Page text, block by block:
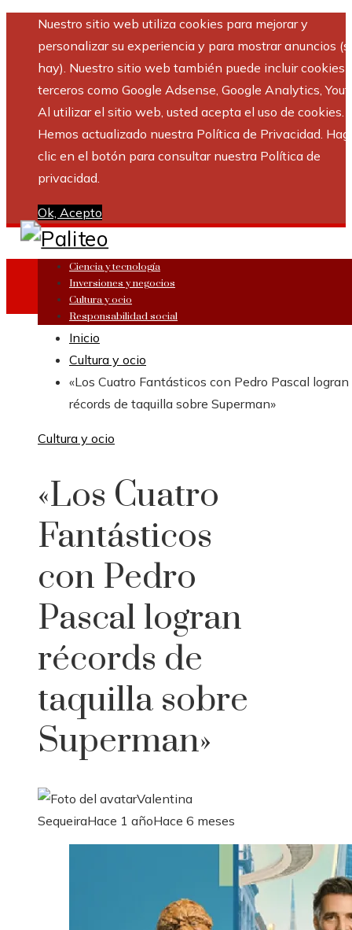
Nuestro sitio web utiliza cookies para mejorar y
personalizar su experiencia y para mostrar anuncios
hay). Nuestro sitio web también puede incluir cookies
terceros como Google Adsense, Google Analytics,
Al utilizar el sitio web, usted acepta el uso de cookies.
Hemos actualizado nuestra Política de Privacidad.
clic en el botón para consultar nuestra Política de
privacidad.
Ok, Acepto
Ciencia y tecnología
Inversiones y negocios
Cultura y ocio
Responsabilidad social
Inicio
Cultura y ocio
«Los Cuatro Fantásticos con Pedro Pascal logran
récords de taquilla sobre Superman»
Cultura y ocio
«Los Cuatro
Fantásticos
con Pedro
Pascal logran
récords de
taquilla sobre
Superman»
Valentina
SequeiraHace 1 añoHace 6 meses